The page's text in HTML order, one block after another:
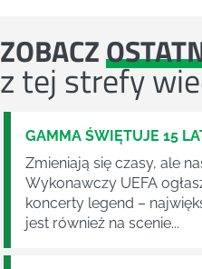
ZOBACZ
z tej strefy
GAMMA ŚWIĘTUJE 15
Zmieniają się czasy, ale
Wykonawczy UEFA
koncerty legend –
jest również na scenie...